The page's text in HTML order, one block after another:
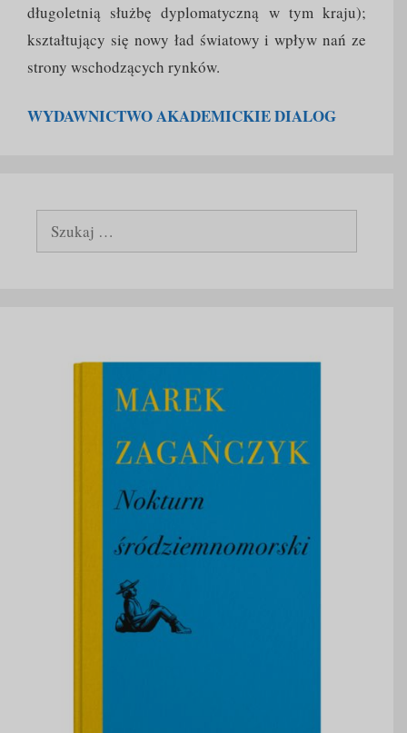
długoletnią służbę dyplomatyczną w tym kraju);
kształtujący się nowy ład światowy i wpływ nań ze
strony wschodzących rynków.
WYDAWNICTWO AKADEMICKIE DIALOG